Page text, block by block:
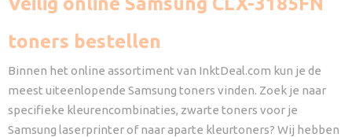
toners bestellen
Binnen het online assortiment van InktDeal.com kun je de
meest uiteenlopende Samsung toners vinden. Zoek je naar
specifieke kleurencombinaties, zwarte toners voor je
Samsung laserprinter of naar aparte kleurtoners? Wij hebben